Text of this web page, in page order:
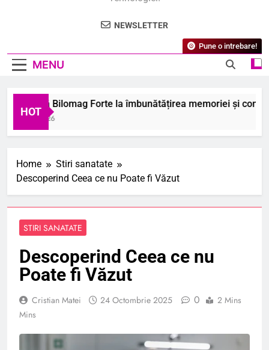
NEWSLETTER
MENU
Pune o intrebare!
HOT
ajută Bilomag Forte la îmbunătățirea memoriei și
2026
Home
Stiri sanatate
Descoperind Ceea ce nu Poate fi Văzut
STIRI SANATATE
Descoperind Ceea ce nu
Poate fi Văzut
Cristian Matei 24 Octombrie 2025 0
2 Mins
Mins